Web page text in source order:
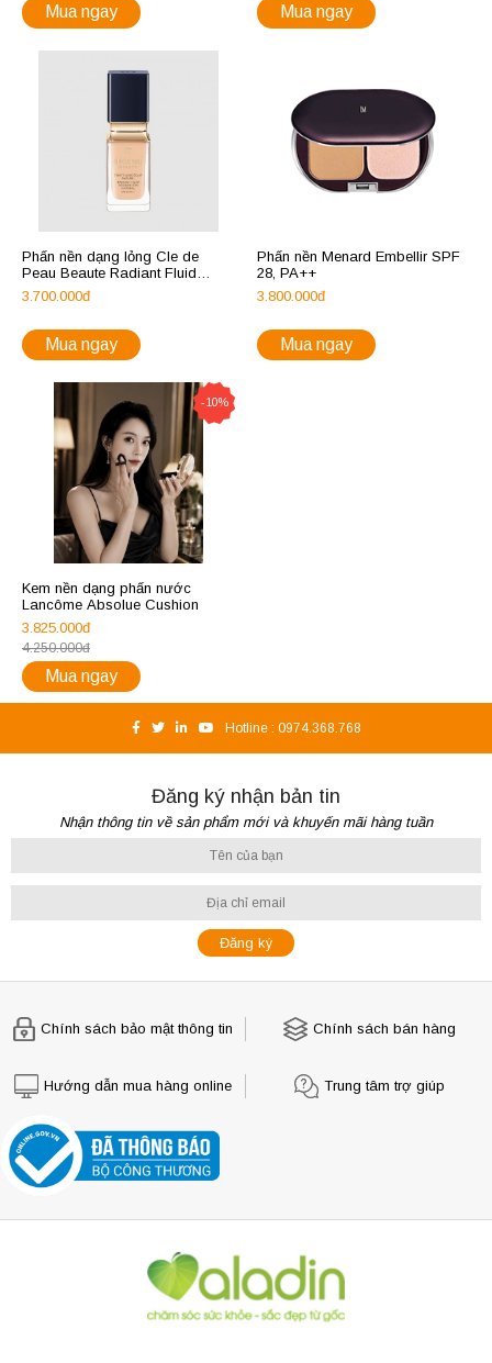
Mua ngay Mua ngay
Phấn nền dạng lỏng Cle de
Peau Beaute Radiant Fluid
Foundation Natural SPF 25
3.700.000đ
Mua ngay
Phấn nền Menard Embellir SPF
28, PA++
3.800.000đ
Mua ngay
-10%
Kem nền dạng phấn nước
Lancôme Absolue Cushion
3.825.000đ
4.250.000đ
Mua ngay
Hotline : 0974.368.768
Đăng ký nhận bản tin
Nhận thông tin về sản phẩm mới và khuyến mãi hàng tuần
Chính sách bảo mật thông tin Chính sách bán hàng
Hướng dẫn mua hàng online Trung tâm trợ giúp